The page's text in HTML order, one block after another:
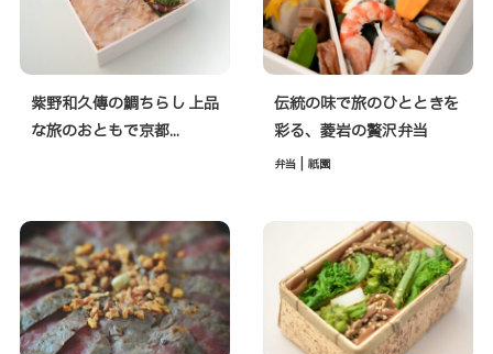
紫野和久傳の鯛ちらし 上品
な旅のおともで京都...
伝統の味で旅のひとときを
彩る、菱岩の贅沢弁当
弁当 | 祇園